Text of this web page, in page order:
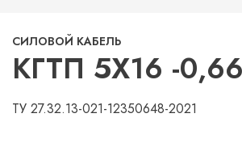
СИЛОВОЙ КАБЕЛЬ
КГТП 5Х16 -0,66
ТУ 27.32.13-021-12350648-2021